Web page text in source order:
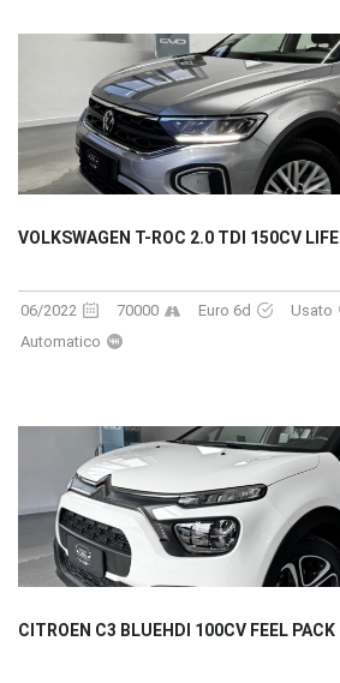
VOLKSWAGEN T-ROC 2.0 TDI 150CV LIFE
06/2022 70000 Euro 6d Usato
Automatico
CITROEN C3 BLUEHDI 100CV FEEL PACK